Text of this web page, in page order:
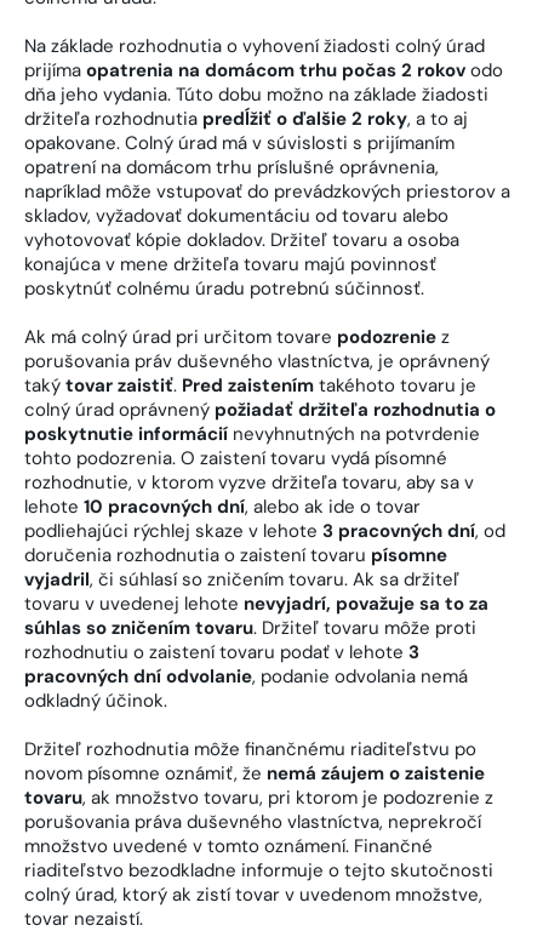
Na základe rozhodnutia o vyhovení žiadosti colný úrad
prijíma opatrenia na domácom trhu počas 2 rokov odo
dňa jeho vydania. Túto dobu možno na základe žiadosti
držiteľa rozhodnutia predĺžiť o ďalšie 2 roky, a to aj
opakovane. Colný úrad má v súvislosti s prijímaním
opatrení na domácom trhu príslušné oprávnenia,
napríklad môže vstupovať do prevádzkových priestorov a
skladov, vyžadovať dokumentáciu od tovaru alebo
vyhotovovať kópie dokladov. Držiteľ tovaru a osoba
konajúca v mene držiteľa tovaru majú povinnosť
poskytnúť colnému úradu potrebnú súčinnosť.
Ak má colný úrad pri určitom tovare podozrenie z
porušovania práv duševného vlastníctva, je oprávnený
taký tovar zaistiť. Pred zaistením takéhoto tovaru je
colný úrad oprávnený požiadať držiteľa rozhodnutia o
poskytnutie informácií nevyhnutných na potvrdenie
tohto podozrenia. O zaistení tovaru vydá písomné
rozhodnutie, v ktorom vyzve držiteľa tovaru, aby sa v
lehote 10 pracovných dní, alebo ak ide o tovar
podliehajúci rýchlej skaze v lehote 3 pracovných dní, od
doručenia rozhodnutia o zaistení tovaru písomne
vyjadril, či súhlasí so zničením tovaru. Ak sa držiteľ
tovaru v uvedenej lehote nevyjadrí, považuje sa to za
súhlas so zničením tovaru. Držiteľ tovaru môže proti
rozhodnutiu o zaistení tovaru podať v lehote 3
pracovných dní odvolanie, podanie odvolania nemá
odkladný účinok.
Držiteľ rozhodnutia môže finančnému riaditeľstvu po
novom písomne oznámiť, že nemá záujem o zaistenie
tovaru, ak množstvo tovaru, pri ktorom je podozrenie z
porušovania práva duševného vlastníctva, neprekročí
množstvo uvedené v tomto oznámení. Finančné
riaditeľstvo bezodkladne informuje o tejto skutočnosti
colný úrad, ktorý ak zistí tovar v uvedenom množstve,
tovar nezaistí.